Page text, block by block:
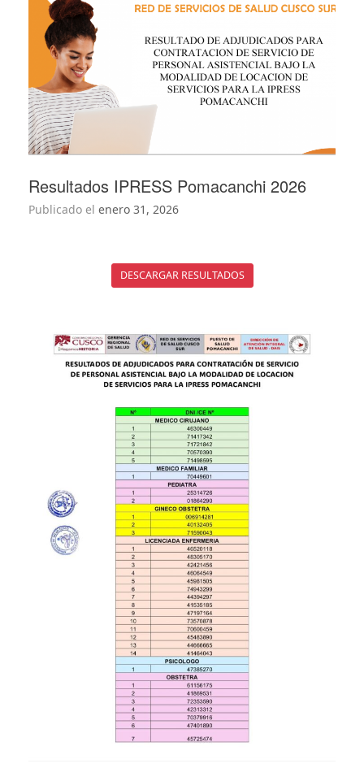
Resultados IPRESS Pomacanchi 2026
Publicado el enero 31, 2026
DESCARGAR RESULTADOS